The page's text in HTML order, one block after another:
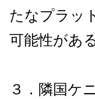
たなプラッ
可能性があ
３．隣国ケ